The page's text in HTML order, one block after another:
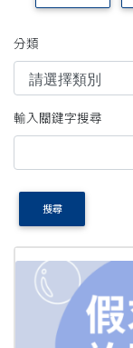
分類
輸入關鍵字搜尋
搜尋